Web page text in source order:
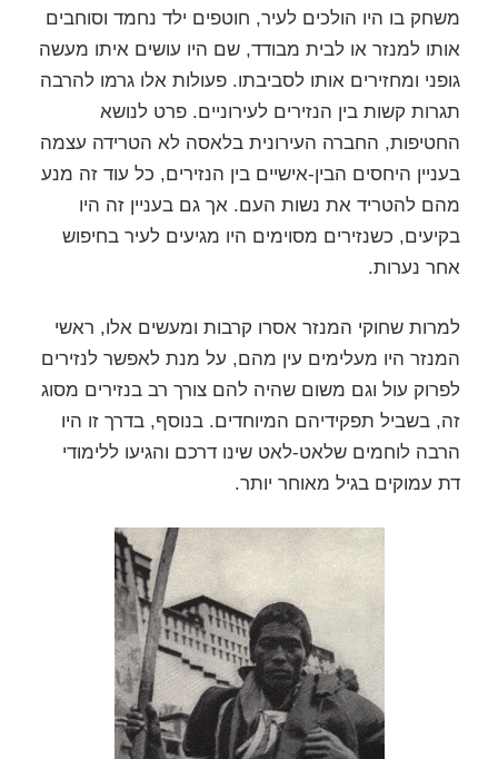
משחק בו היו הולכים לעיר, חוטפים ילד נחמד וסוחבים
אותו למנזר או לבית מבודד, שם היו עושים איתו מעשה
גופני ומחזירים אותו לסביבתו. פעולות אלו גרמו להרבה
תגרות קשות בין הנזירים לעירוניים. פרט לנושא
החטיפות, החברה העירונית בלאסה לא הטרידה עצמה
בעניין היחסים הבין-אישיים בין הנזירים, כל עוד זה מנע
מהם להטריד את נשות העם. אך גם בעניין זה היו
בקיעים, כשנזירים מסוימים היו מגיעים לעיר בחיפוש
אחר נערות.
למרות שחוקי המנזר אסרו קרבות ומעשים אלו, ראשי
המנזר היו מעלימים עין מהם, על מנת לאפשר לנזירים
לפרוק עול וגם משום שהיה להם צורך רב בנזירים מסוג
זה, בשביל תפקידיהם המיוחדים. בנוסף, בדרך זו היו
הרבה לוחמים שלאט-לאט שינו דרכם והגיעו ללימודי
דת עמוקים בגיל מאוחר יותר.